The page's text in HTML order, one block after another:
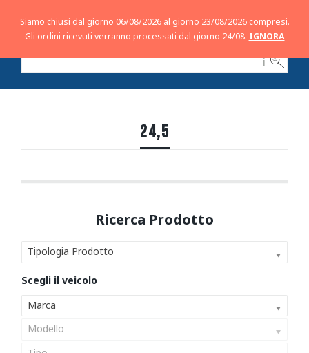
ℹ
24,5
Tipologia Prodotto
Marca
Modello
Siamo chiusi dal giorno 06/08/2026 al giorno 23/08/2026 compresi.
Gli ordini ricevuti verranno processati dal giorno 24/08. IGNORA